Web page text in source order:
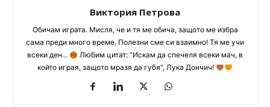
Виктория Петрова
Обичам играта. Мисля, че и тя ме обича, защото ме избра
сама преди много време. Полезни сме си взаимно! Тя ме учи
всеки ден...
Любим цитат: "Искам да спечеля всеки мач, в
който играя, защото мразя да губя", Лука Дончич!